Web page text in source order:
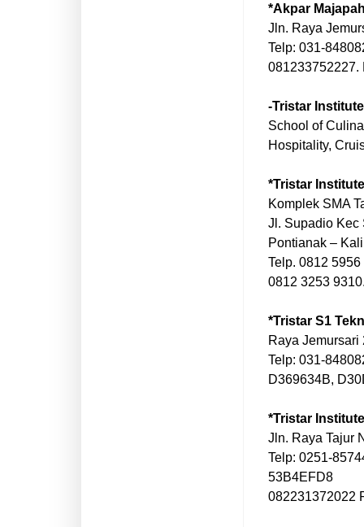
*Akpar
Jln. Raya
Telp: 031-
081233752227.
-Tristar
School of
Hospitality,
*Tristar
Komplek SMA
Jl. Supadio Kec
Pontianak –
Telp. 0812
0812 3253
*Tristar S1
Raya Jemursari
Telp: 031-
D369634B,
*Tristar
Jln. Raya Tajur
Telp: 0251-
53B4EFD8
082231372022